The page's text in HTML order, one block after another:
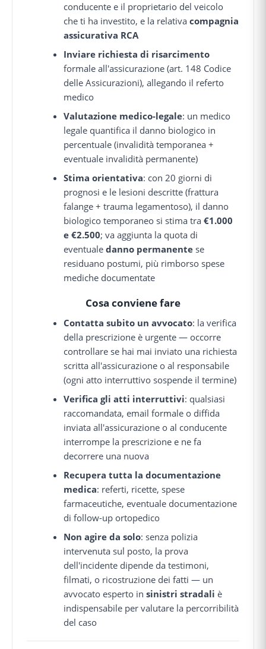
conducente e il proprietario del veicolo
che ti ha investito, e la relativacompagnia
assicurativa RCA
Inviare richiesta di risarcimento
formale all'assicurazione (art. 148 Codice
delle Assicurazioni), allegando il referto
medico
Valutazione medico-legale: un medico
legale quantifica il danno biologico in
percentuale (invalidità temporanea +
eventuale invalidità permanente)
Stima orientativa: con 20 giorni di
prognosi e le lesioni descritte (frattura
falange + trauma legamentoso), il danno
biologico temporaneo si stima tra€1.000
e €2.500; va aggiunta la quota di
eventualedanno permanente se
residuano postumi, più rimborso spese
mediche documentate
Cosa conviene fare
Contatta subito un avvocato: la verifica
della prescrizione è urgente — occorre
controllare se hai mai inviato una richiesta
scritta all'assicurazione o al responsabile
(ogni atto interruttivo sospende il termine)
Verifica gli atti interruttivi: qualsiasi
raccomandata, email formale o diffida
inviata all'assicurazione o al conducente
interrompe la prescrizione e ne fa
decorrere una nuova
Recupera tutta la documentazione
medica: referti, ricette, spese
farmaceutiche, eventuale documentazione
di follow-up ortopedico
Non agire da solo: senza polizia
intervenuta sul posto, la prova
dell'incidente dipende da testimoni,
filmati, o ricostruzione dei fatti — un
avvocato esperto insinistri stradali è
indispensabile per valutare la percorribilità
del caso